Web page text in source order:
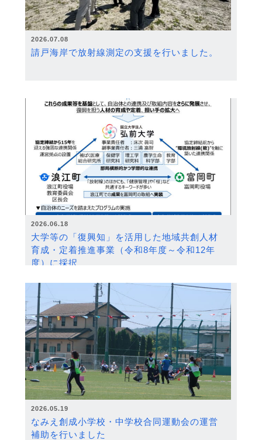
2026.07.08
請戸海岸で放射線測定の支援を行いました。
2026.06.18
大学等の「復興知」を活用した地域共創人材
育成・定着推進事業（令和8年度～令和12年
度）に採択
2026.05.19
なみえ創成小学校・中学校合同運動会の運営
補助を行いました